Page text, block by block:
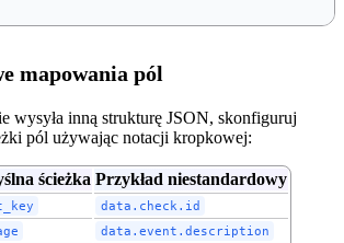
mapowania pól
wysyła inną strukturę JSON, skonfiguruj
pól używając notacji kropkowej:
ścieżka Przykład niestandardowy
data.check.id
data.event.description